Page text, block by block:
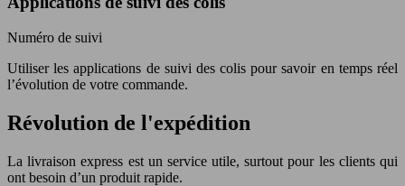
Numéro de suivi
Utiliser les applications de suivi des colis pour savoir en temps réel
l’évolution de votre commande.
Révolution de l'expédition
La livraison express est un service utile, surtout pour les clients qui
ont besoin d’un produit rapide.